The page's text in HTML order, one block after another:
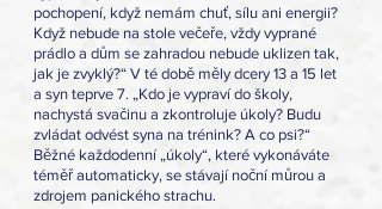
pochopení, když nemám chuť, sílu ani energii?
Když nebude na stole večeře, vždy vyprané
prádlo a dům se zahradou nebude uklizen tak,
jak je zvyklý?“ V té době měly dcery 13 a 15 let
a syn teprve 7. „Kdo je vypraví do školy,
nachystá svačinu a zkontroluje úkoly? Budu
zvládat odvést syna na trénink? A co psi?“
Běžné každodenní „úkoly“, které vykonáváte
téměř automaticky, se stávají noční můrou a
zdrojem panického strachu.